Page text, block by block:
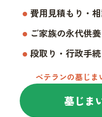
費用見積もり・
ご家族の永代供
段取り・行政手
ベテランの墓じ
墓じま